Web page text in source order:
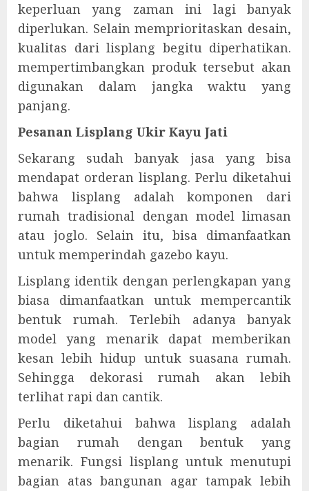
keperluan yang zaman ini lagi banyak
diperlukan. Selain memprioritaskan desain,
kualitas dari lisplang begitu diperhatikan.
mempertimbangkan produk tersebut akan
digunakan dalam jangka waktu yang
panjang.
Pesanan Lisplang Ukir Kayu Jati
Sekarang sudah banyak jasa yang bisa
mendapat orderan lisplang. Perlu diketahui
bahwa lisplang adalah komponen dari
rumah tradisional dengan model limasan
atau joglo. Selain itu, bisa dimanfaatkan
untuk memperindah gazebo kayu.
Lisplang identik dengan perlengkapan yang
biasa dimanfaatkan untuk mempercantik
bentuk rumah. Terlebih adanya banyak
model yang menarik dapat memberikan
kesan lebih hidup untuk suasana rumah.
Sehingga dekorasi rumah akan lebih
terlihat rapi dan cantik.
Perlu diketahui bahwa lisplang adalah
bagian rumah dengan bentuk yang
menarik. Fungsi lisplang untuk menutupi
bagian atas bangunan agar tampak lebih